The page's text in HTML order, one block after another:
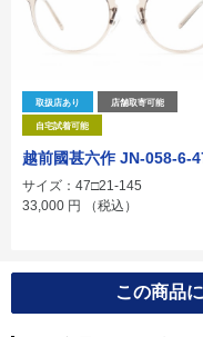
取扱店あり 店舗取寄可能
自宅試着可能
越前國甚六作 JN-058-6-
サイズ：47□21-145
33,000 円 （税込）
この商品